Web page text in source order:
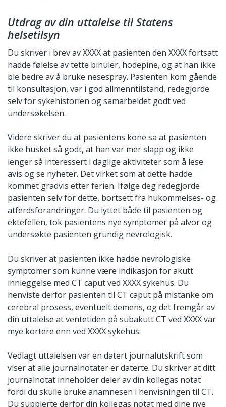
Utdrag av din uttalelse til Statens
helsetilsyn
Du skriver i brev av XXXX at pasienten den XXXX fortsatt
hadde følelse av tette bihuler, hodepine, og at han ikke
ble bedre av å bruke nesespray. Pasienten kom gående
til konsultasjon, var i god allmenntilstand, redegjorde
selv for syke­historien og samarbeidet godt ved
undersøkelsen.
Videre skriver du at pasientens kone sa at pasienten
ikke husket så godt, at han var mer slapp og ikke
lenger så interessert i daglige aktiviteter som å lese
avis og se nyheter. Det virket som at dette hadde
kommet gradvis etter ferien. Ifølge deg redegjorde
pasienten selv for dette, bortsett fra hukommelses- og
atferdsforandringer. Du lyttet både til pasienten og
ektefellen, tok pasientens nye symptomer på alvor og
undersøkte pasienten grundig nevrologisk.
Du skriver at pasienten ikke hadde nevrologiske
symptomer som kunne være indikasjon for akutt
innleggelse med CT caput ved XXXX sykehus. Du
henviste derfor pasienten til CT caput på mistanke om
cerebral prosess, eventuelt demens, og det fremgår av
din uttalelse at ventetiden på subakutt CT ved XXXX var
mye kortere enn ved XXXX sykehus.
Vedlagt uttalelsen var en datert journalutskrift som
viser at alle journalnotater er daterte. Du skriver at ditt
journalnotat inneholder deler av din kollegas notat
fordi du skulle bruke anamnesen i henvisningen til CT.
Du supplerte derfor din kollegas notat med dine nye